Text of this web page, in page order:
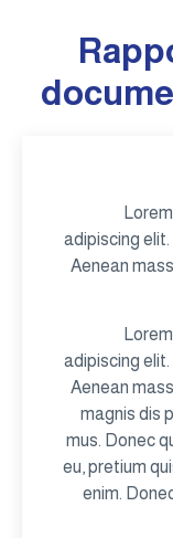
adipiscing
Aenean
adipiscing
Aenean
magnis dis
mus. Donec
eu, pretium
enim.